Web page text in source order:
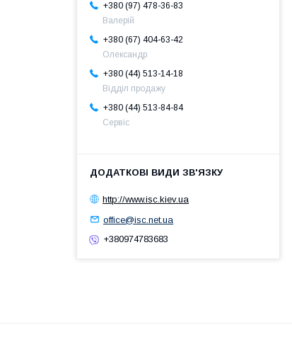
+380 (97) 478-36-83
Валерій
+380 (67) 404-63-42
Олександр
+380 (44) 513-14-18
Відділ продажу
+380 (44) 513-84-84
Сервіс
http://www.isc.kiev.ua
office@isc.net.ua
+380974783683